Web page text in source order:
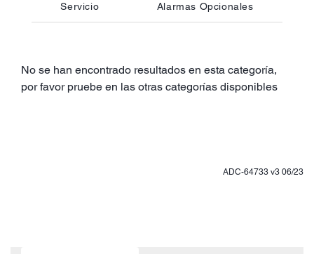
Servicio Alarmas Opcionales
No se han encontrado resultados en esta categoría,
por favor pruebe en las otras categorías disponibles
ADC-64733 v3 06/23